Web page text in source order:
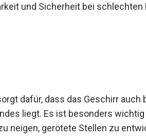
und Sicherheit bei
dafür, dass das Geschirr auch
liegt. Es ist besonders
neigen, gerötete Stellen zu